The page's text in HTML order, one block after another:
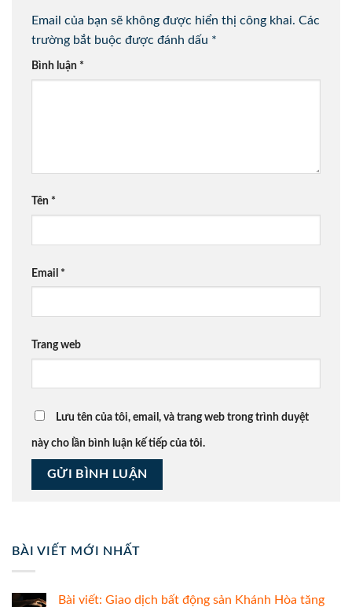
Email của bạn sẽ không được hiển thị công khai. Các
trường bắt buộc được đánh dấu *
Bình luận *
Tên *
Email *
Trang web
Lưu tên của tôi, email, và trang web trong trình duyệt
này cho lần bình luận kế tiếp của tôi.
BÀI VIẾT MỚI NHẤT
Bài viết: Giao dịch bất động sản Khánh Hòa tăng